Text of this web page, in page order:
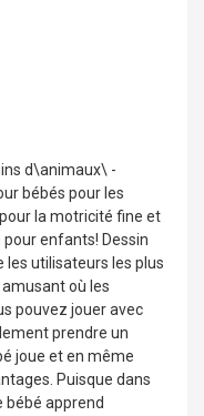
d\animaux\ -
bébés pour les
la motricité fine et
enfants! Dessin
les utilisateurs les plus
où les
pouvez jouer avec
prendre un
joue et en même
Puisque dans
bébé apprend